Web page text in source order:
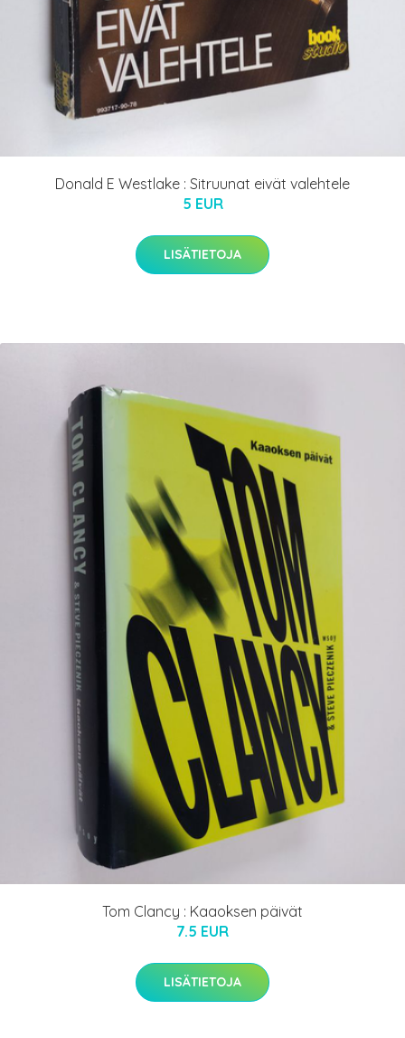
Donald E Westlake : Sitruunat eivät valehtele
5 EUR
LISÄTIETOJA
Tom Clancy : Kaaoksen päivät
7.5 EUR
LISÄTIETOJA